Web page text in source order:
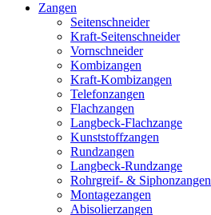
Zangen
Seitenschneider
Kraft-Seitenschneider
Vornschneider
Kombizangen
Kraft-Kombizangen
Telefonzangen
Flachzangen
Langbeck-Flachzange
Kunststoffzangen
Rundzangen
Langbeck-Rundzange
Rohrgreif- & Siphonzangen
Montagezangen
Abisolierzangen